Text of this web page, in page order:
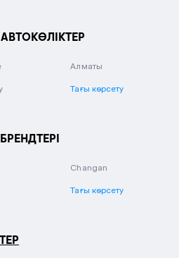
Алматы
Тағы көрсету
Changan
Тағы көрсету